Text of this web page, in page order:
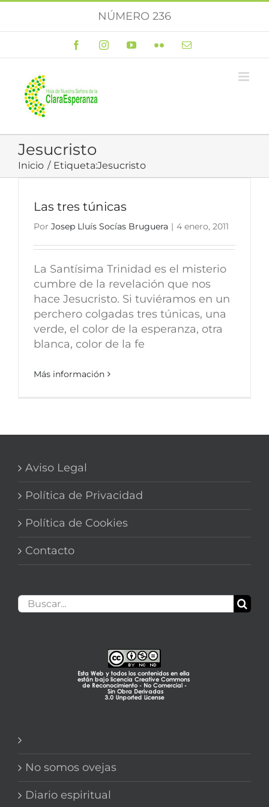
NÚMERO 236
FacebookInstagramYouTubeFlickr Correo
Jesucristo
Inicio Etiqueta:Jesucristo
Las tres túnicas
Por Josep Lluís Socías Bruguera | 4 enero, 2011
La Santísima Trinidad es el misterio
cumbre de la revelación que nos
hace Jesucristo. Si tuviéramos en un
perchero colgadas tres túnicas, una
verde, el color de la esperanza, otra
blanca, color de la fe
Más información
Aviso Legal
Política de Privacidad
Política de Cookies
Contacto
Buscar:
No somos ovejas
Diario espiritual